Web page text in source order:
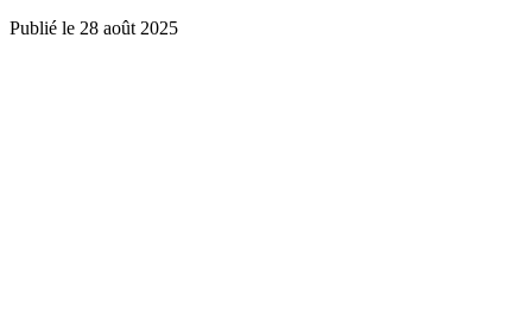
Publié le 28 août 2025